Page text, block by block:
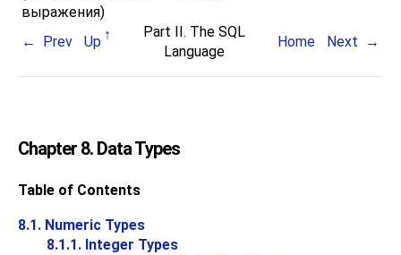
выражения)
Prev Up
Part II. The SQL
Language
Home Next
Chapter 8. Data Types
Table of Contents
8.1. Numeric Types
8.1.1. Integer Types